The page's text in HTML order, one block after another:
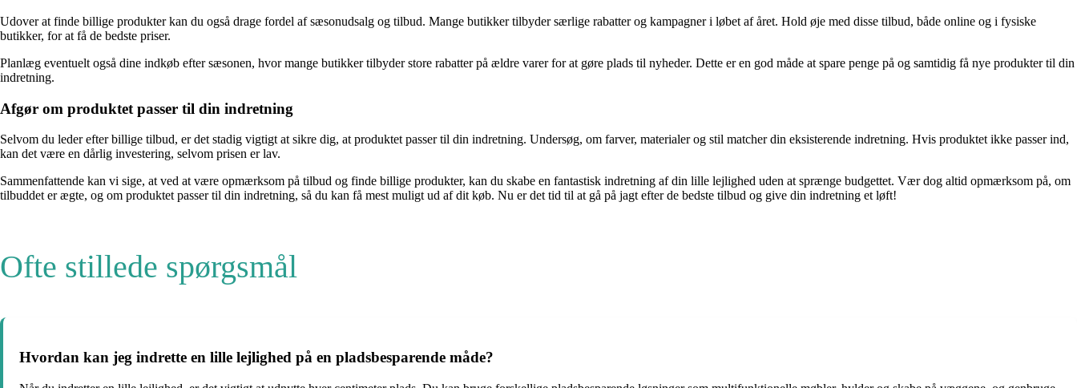
Udover at finde billige produkter kan du også drage fordel af sæsonudsalg og tilbud. Mange butikker tilbyder særlige rabatter og kampagner i løbet af året. Hold øje med disse tilbud, både online og i fysiske
butikker, for at få de bedste priser.
Planlæg eventuelt også dine indkøb efter sæsonen, hvor mange butikker tilbyder store rabatter på ældre varer for at gøre plads til nyheder. Dette er en god måde at spare penge på og samtidig få nye produkter til din
indretning.
Afgør om produktet passer til din indretning
Selvom du leder efter billige tilbud, er det stadig vigtigt at sikre dig, at produktet passer til din indretning. Undersøg, om farver, materialer og stil matcher din eksisterende indretning. Hvis produktet ikke passer ind,
kan det være en dårlig investering, selvom prisen er lav.
Sammenfattende kan vi sige, at ved at være opmærksom på tilbud og finde billige produkter, kan du skabe en fantastisk indretning af din lille lejlighed uden at sprænge budgettet. Vær dog altid opmærksom på, om
tilbuddet er ægte, og om produktet passer til din indretning, så du kan få mest muligt ud af dit køb. Nu er det tid til at gå på jagt efter de bedste tilbud og give din indretning et løft!
Ofte stillede spørgsmål
Hvordan kan jeg indrette en lille lejlighed på en pladsbesparende måde?